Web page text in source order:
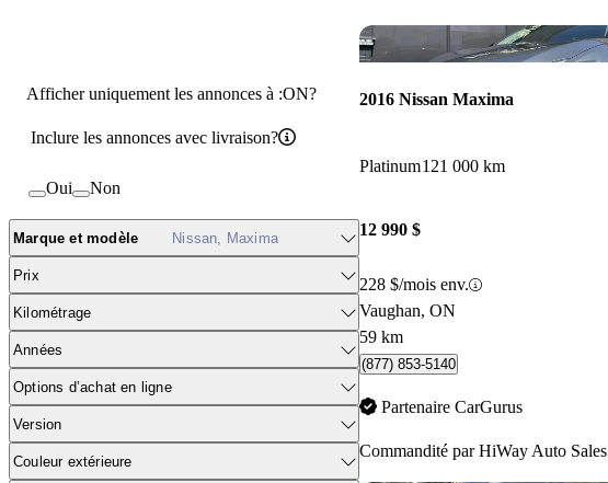
Afficher uniquement les annonces à :ON?
Inclure les annonces avec livraison?
Oui Non
Marque et modèle Nissan, Maxima
Prix
Kilométrage
Années
Options d’achat en ligne
Version
Couleur extérieure
2016 Nissan Maxima
Platinum121 000 km
12 990 $
228 $/mois env.
Vaughan, ON
59 km
(877) 853-5140
Partenaire CarGurus
Commandité parHiWay Auto Sales